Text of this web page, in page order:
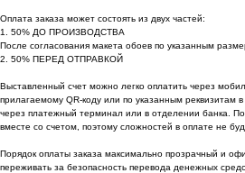
Оплата заказа может состоять из двух частей:
1. 50% ДО ПРОИЗВОДСТВА
После согласования макета обоев по указанным
2. 50% ПЕРЕД ОТПРАВКОЙ
Выставленный счет можно легко оплатить через
прилагаемому QR-коду или по указанным реквизитам
через платежный терминал или в отделении банка.
вместе со счетом, поэтому сложностей в оплате не
Порядок оплаты заказа максимально прозрачный и
переживать за безопасность перевода денежных